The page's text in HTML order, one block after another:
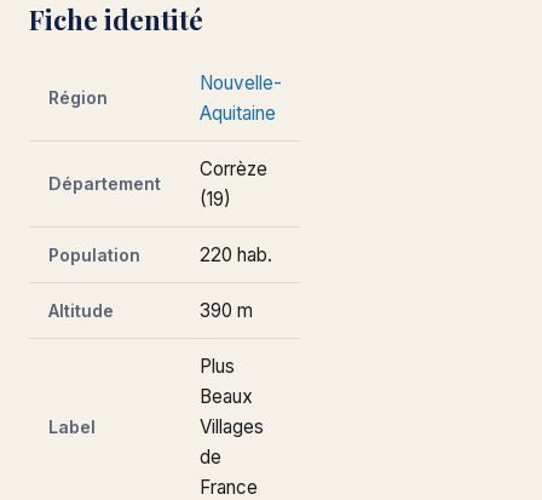
Fiche identité
Région
Nouvelle-
Aquitaine
Département
Corrèze
(19)
Population 220 hab.
Altitude 390 m
Label
Plus
Beaux
Villages
de
France